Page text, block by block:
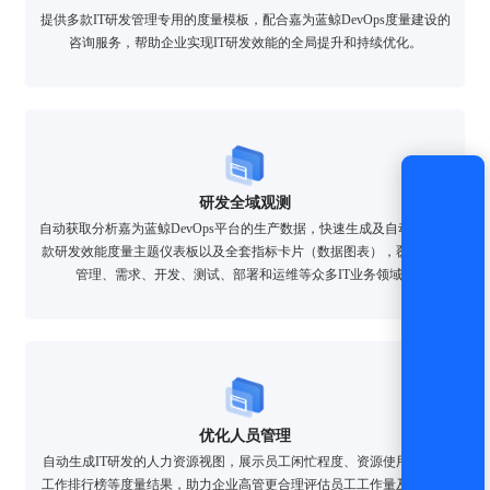
提供多款IT研发管理专用的度量模板，配合嘉为蓝鲸DevOps度量建设的
咨询服务，帮助企业实现IT研发效能的全局提升和持续优化。
研发全域观测
自动获取分析嘉为蓝鲸DevOps平台的生产数据，快速生成及自动更新多
款研发效能度量主题仪表板以及全套指标卡片（数据图表），覆盖项目
管理、需求、开发、测试、部署和运维等众多IT业务领域。
优化人员管理
自动生成IT研发的人力资源视图，展示员工闲忙程度、资源使用情况和
工作排行榜等度量结果，助力企业高管更合理评估员工工作量及工作表
登录